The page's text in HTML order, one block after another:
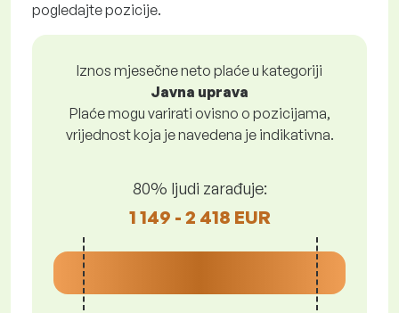
pogledajte pozicije.
Iznos mjesečne neto plaće u kategoriji
Javna uprava
Plaće mogu varirati ovisno o pozicijama,
vrijednost koja je navedena je indikativna.
80% ljudi zarađuje:
1 149 - 2 418 EUR